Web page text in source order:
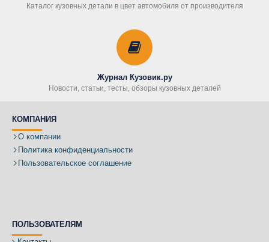
Каталог кузовных детали в цвет автомобиля от производителя
Журнал Кузовик.ру
Новости, статьи, тесты, обзоры кузовных деталей
КОМПАНИЯ
О компании
Политика конфиденциальности
Пользовательское соглашение
ПОЛЬЗОВАТЕЛЯМ